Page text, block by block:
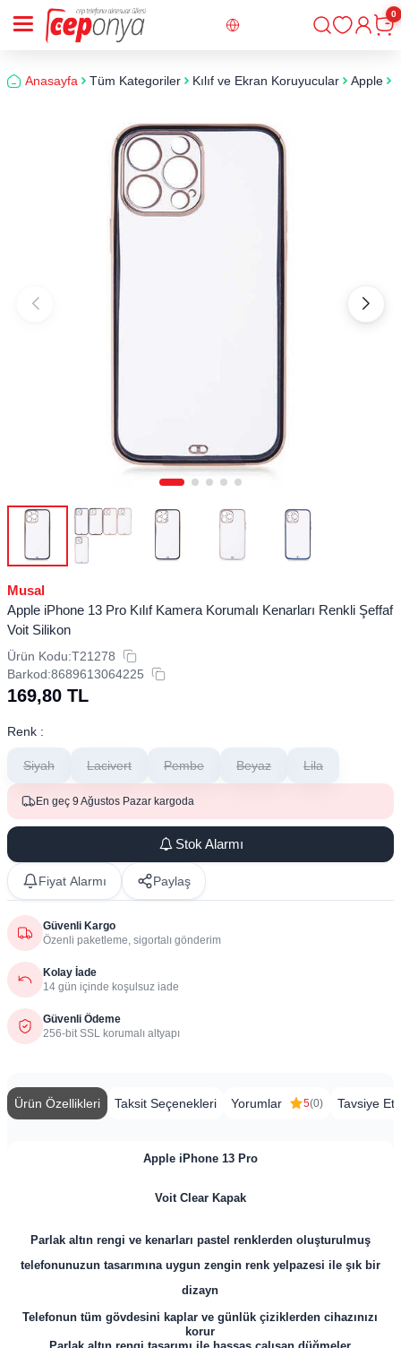
Giriş
0
Anasayfa Tüm Kategoriler Kılıf ve Ekran Koruyucular Apple
Musal
Apple iPhone 13 Pro Kılıf Kamera Korumalı Kenarları Renkli Şeffaf
Voit Silikon
Ürün Kodu:T21278
Barkod:8689613064225
169,80 TL
Renk :
Siyah Lacivert Pembe Beyaz Lila
En geç 9 Ağustos Pazar kargoda
Stok Alarmı
Fiyat Alarmı Paylaş
Güvenli Kargo
Özenli paketleme, sigortalı gönderim
Kolay İade
14 gün içinde koşulsuz iade
Güvenli Ödeme
256-bit SSL korumalı altyapı
Ürün Özellikleri Taksit Seçenekleri Yorumlar 5(0) Tavsiye Et
Apple iPhone 13 Pro
Voit Clear Kapak
Parlak altın rengi ve kenarları pastel renklerden oluşturulmuş
telefonunuzun tasarımına uygun zengin renk yelpazesi ile şık bir
dizayn
Telefonun tüm gövdesini kaplar ve günlük çiziklerden cihazınızı
korur